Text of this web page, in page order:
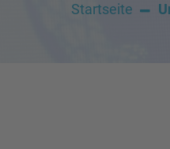
Startseite